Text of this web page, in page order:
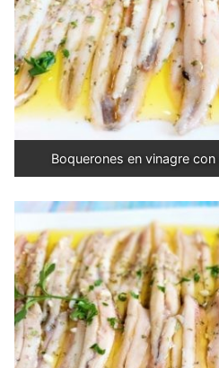
Boquerones en vinagre